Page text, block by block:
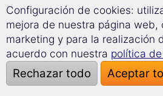
Este es el valor de
nuevo idioma:
En un estudio de 2017, 1.071
declararon el valor añadido
Configuración de cookies:
mejora de nuestra página web,
marketing y para la realización
acuerdo con nuestra política
Rechazar todo Aceptar